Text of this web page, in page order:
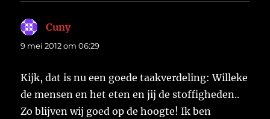
Cunyschreef:
9 mei 2012 om 06:29
Kijk, dat is nu een goede taakverdeling: Willeke
de mensen en het eten en jij de stoffigheden..
Zo blijven wij goed op de hoogte! Ik ben